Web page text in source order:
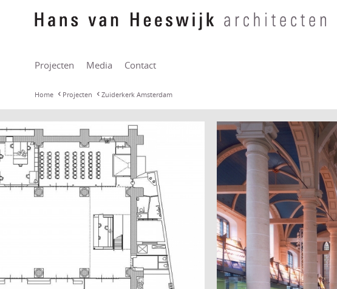
Projecten Media Contact
Home Projecten Zuiderkerk Amsterdam